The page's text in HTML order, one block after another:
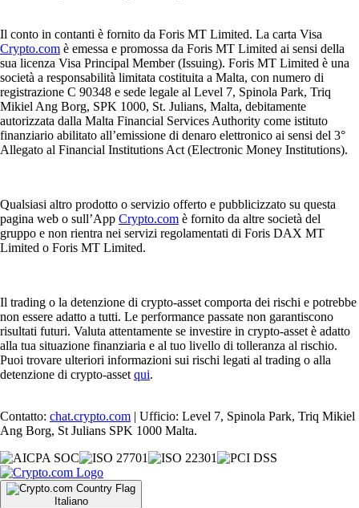
Il conto in contanti è fornito da Foris MT Limited. La carta Visa
Crypto.com è emessa e promossa da Foris MT Limited ai sensi della
sua licenza Visa Principal Member (Issuing). Foris MT Limited è una
società a responsabilità limitata costituita a Malta, con numero di
registrazione C 90348 e sede legale al Level 7, Spinola Park, Triq
Mikiel Ang Borg, SPK 1000, St. Julians, Malta, debitamente
autorizzata dalla Malta Financial Services Authority come istituto
finanziario abilitato all’emissione di denaro elettronico ai sensi del 3°
Allegato al Financial Institutions Act (Electronic Money Institutions).
Qualsiasi altro prodotto o servizio offerto e pubblicizzato su questa
pagina web o sull’App Crypto.com è fornito da altre società del
gruppo e non rientra nei servizi regolamentati di Foris DAX MT
Limited o Foris MT Limited.
Il trading o la detenzione di crypto-asset comporta dei rischi e potrebbe
non essere adatto a tutti. Le performance passate non garantiscono
risultati futuri. Valuta attentamente se investire in crypto-asset è adatto
alla tua situazione finanziaria e al tuo livello di tolleranza al rischio.
Puoi trovare ulteriori informazioni sui rischi legati al trading o alla
detenzione di crypto-asset qui.
Contatto: chat.crypto.com | Ufficio: Level 7, Spinola Park, Triq Mikiel
Ang Borg, St Julians SPK 1000 Malta.
Italiano